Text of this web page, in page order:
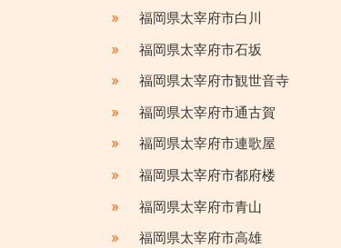
» 福岡県太宰府市白川
» 福岡県太宰府市石坂
» 福岡県太宰府市観世音寺
» 福岡県太宰府市通古賀
» 福岡県太宰府市連歌屋
» 福岡県太宰府市都府楼
» 福岡県太宰府市青山
» 福岡県太宰府市高雄